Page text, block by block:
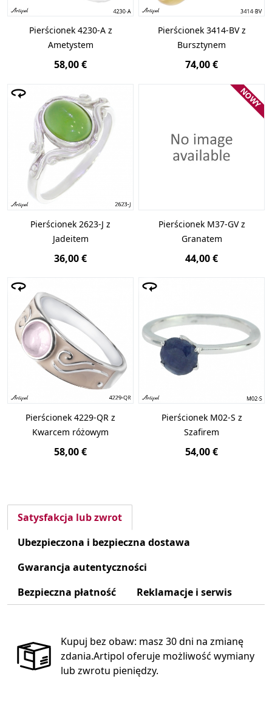
Pierścionek 4230-A z
Ametystem
58,00 €
Pierścionek 3414-BV z
Bursztynem
74,00 €
Pierścionek 2623-J z
Jadeitem
36,00 €
Loading...}
NOWY
Pierścionek M37-GV z
Granatem
44,00 €
Pierścionek 4229-QR z
Kwarcem różowym
58,00 €
Pierścionek M02-S z
Szafirem
54,00 €
Satysfakcja lub zwrot
Ubezpieczona i bezpieczna dostawa
Gwarancja autentyczności
Bezpieczna płatność
Reklamacje i serwis
Kupuj bez obaw: masz 30 dni na zmianę
zdania.Artipol oferuje możliwość wymiany
lub zwrotu pieniędzy.